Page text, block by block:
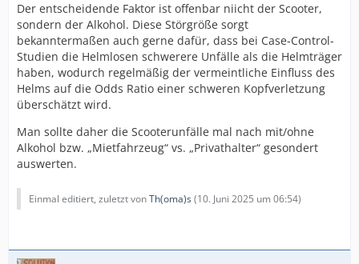
Der entscheidende Faktor ist offenbar niicht der Scooter,
sondern der Alkohol. Diese Störgröße sorgt
bekanntermaßen auch gerne dafür, dass bei Case-Control-
Studien die Helmlosen schwerere Unfälle als die Helmträger
haben, wodurch regelmäßig der vermeintliche Einfluss des
Helms auf die Odds Ratio einer schweren Kopfverletzung
überschätzt wird.
Man sollte daher die Scooterunfälle mal nach mit/ohne
Alkohol bzw. „Mietfahrzeug“ vs. „Privathalter“ gesondert
auswerten.
Einmal editiert, zuletzt vonTh(oma)s(10. Juni 2025 um 06:54)